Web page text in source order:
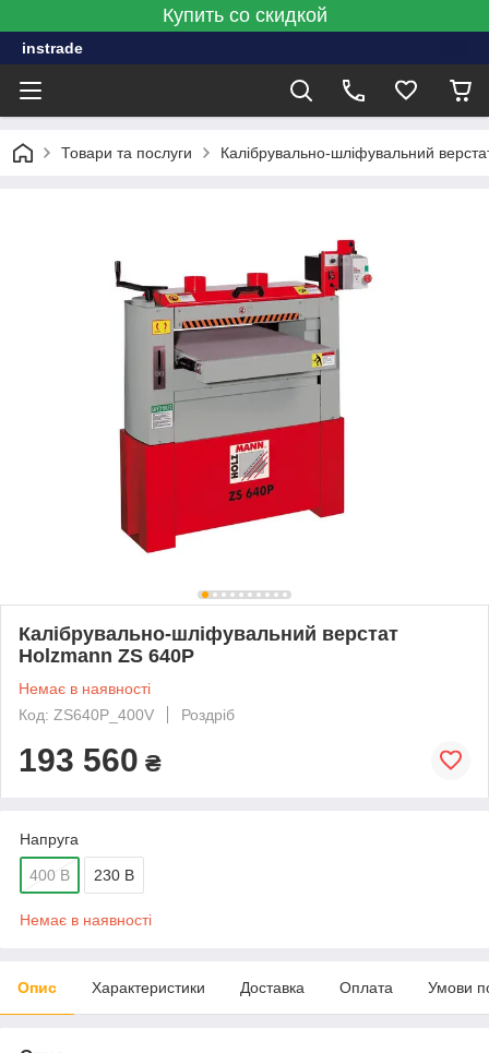
Купить со скидкой
instrade
Товари та послуги Калібрувально-шліфувальний
Калібрувально-шліфувальний верстат
Holzmann ZS 640P
Немає в наявності
Код: ZS640P_400V
Роздріб
193 560 ₴
Напруга
400 В 230 В
Немає в наявності
Опис Характеристики Доставка Оплата Умови